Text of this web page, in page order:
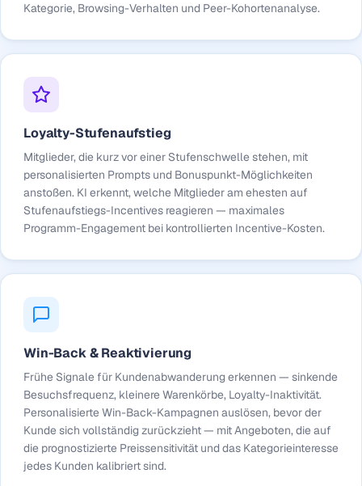
Kategorie, Browsing-Verhalten und Peer-Kohortenanalyse.
Loyalty-Stufenaufstieg
Mitglieder, die kurz vor einer Stufenschwelle stehen, mit
personalisierten Prompts und Bonuspunkt-Möglichkeiten
anstoßen. KI erkennt, welche Mitglieder am ehesten auf
Stufenaufstiegs-Incentives reagieren — maximales
Programm-Engagement bei kontrollierten Incentive-Kosten.
Win-Back & Reaktivierung
Frühe Signale für Kundenabwanderung erkennen — sinkende
Besuchsfrequenz, kleinere Warenkörbe, Loyalty-Inaktivität.
Personalisierte Win-Back-Kampagnen auslösen, bevor der
Kunde sich vollständig zurückzieht — mit Angeboten, die auf
die prognostizierte Preissensitivität und das Kategorieinteresse
jedes Kunden kalibriert sind.